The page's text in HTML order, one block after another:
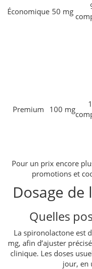
Économique 50 mg
Premium 100 mg
Pour un prix encore
promotions et
Dosage
Quelles
La spironolactone est
mg, afin d’ajuster
clinique. Les doses
jour, en